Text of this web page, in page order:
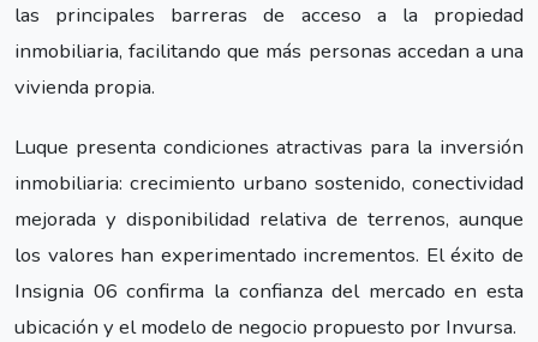
las principales barreras de acceso a la propiedad
inmobiliaria, facilitando que más personas accedan a una
vivienda propia.
Luque presenta condiciones atractivas para la inversión
inmobiliaria: crecimiento urbano sostenido, conectividad
mejorada y disponibilidad relativa de terrenos, aunque
los valores han experimentado incrementos. El éxito de
Insignia 06 confirma la confianza del mercado en esta
ubicación y el modelo de negocio propuesto por Invursa.